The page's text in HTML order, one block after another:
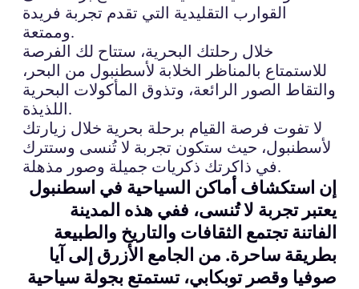
القوارب التقليدية التي تقدم تجربة فريدة
وممتعة.
خلال رحلتك البحرية، ستتاح لك الفرصة
للاستمتاع بالمناظر الخلابة لأسطنبول من البحر،
والتقاط الصور الرائعة، وتذوق المأكولات البحرية
اللذيذة.
لا تفوت فرصة القيام برحلة بحرية خلال زيارتك
لأسطنبول، حيث ستكون تجربة لا تُنسى وستترك
في ذاكرتك ذكريات جميلة وصور مذهلة.
إن استكشاف أماكن السياحية في اسطنبول
يعتبر تجربة لا تُنسى، ففي هذه المدينة
الفاتنة تجتمع الثقافات والتاريخ والطبيعة
بطريقة ساحرة. من الجامع الأزرق إلى آيا
صوفيا وقصر توبكابي، تستمتع بجولة سياحية